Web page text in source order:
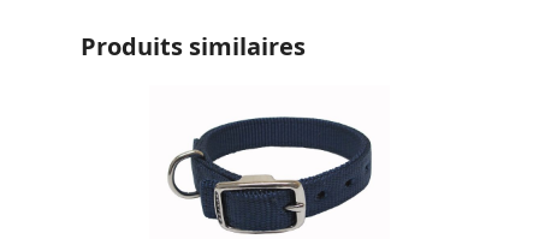
Produits similaires